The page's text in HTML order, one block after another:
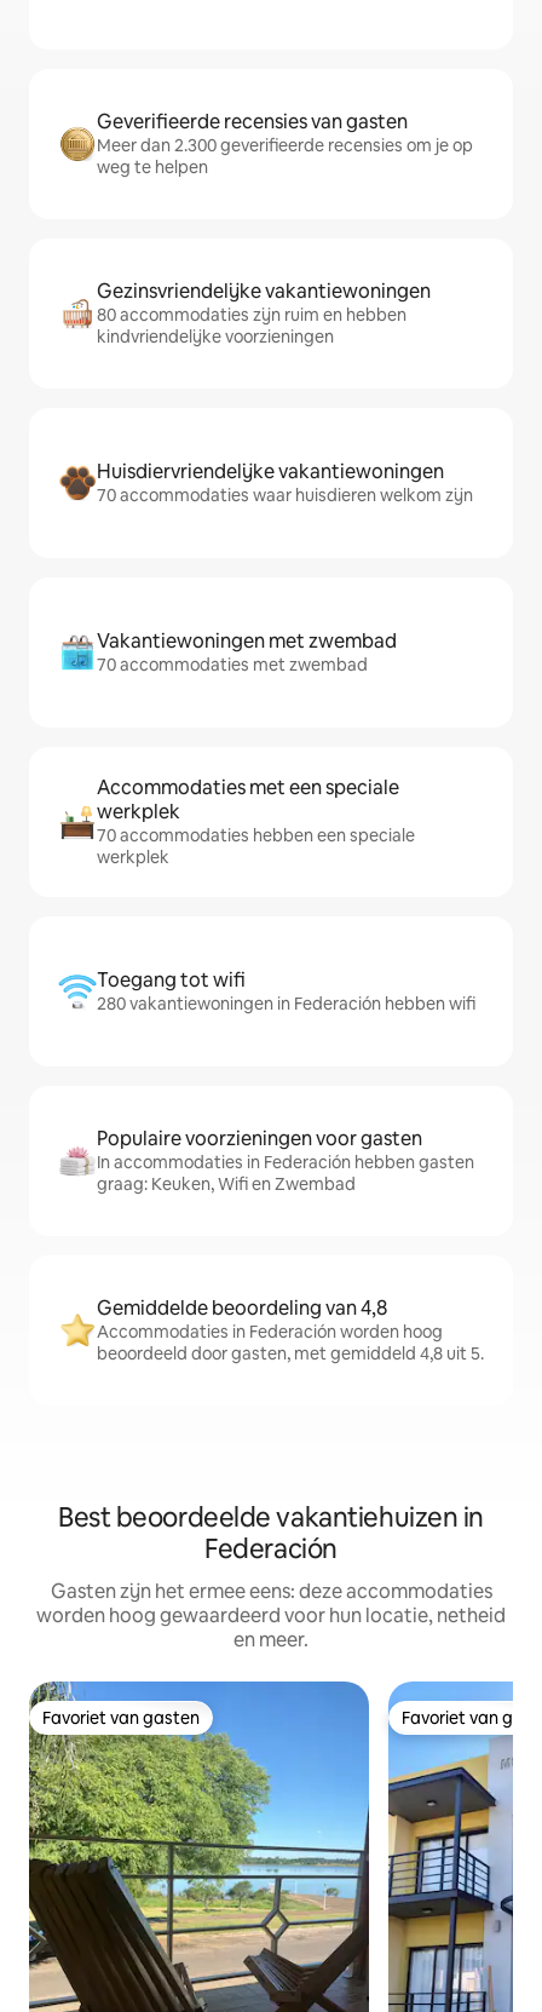
Geverifieerde recensies van gasten
Meer dan 2.300 geverifieerde recensies om je op
weg te helpen
Gezinsvriendelijke vakantiewoningen
80 accommodaties zijn ruim en hebben
kindvriendelijke voorzieningen
Huisdiervriendelijke vakantiewoningen
70 accommodaties waar huisdieren welkom zijn
Vakantiewoningen met zwembad
70 accommodaties met zwembad
Accommodaties met een speciale
werkplek
70 accommodaties hebben een speciale
werkplek
Toegang tot wifi
280 vakantiewoningen in Federación hebben wifi
Populaire voorzieningen voor gasten
In accommodaties in Federación hebben gasten
graag: Keuken, Wifi en Zwembad
Gemiddelde beoordeling van 4,8
Accommodaties in Federación worden hoog
beoordeeld door gasten, met gemiddeld 4,8 uit 5.
Best beoordeelde vakantiehuizen in
Federación
Gasten zijn het ermee eens: deze accommodaties
worden hoog gewaardeerd voor hun locatie, netheid
en meer.
Favoriet van gasten
Favoriet van gasten Favoriet van
Favoriet van